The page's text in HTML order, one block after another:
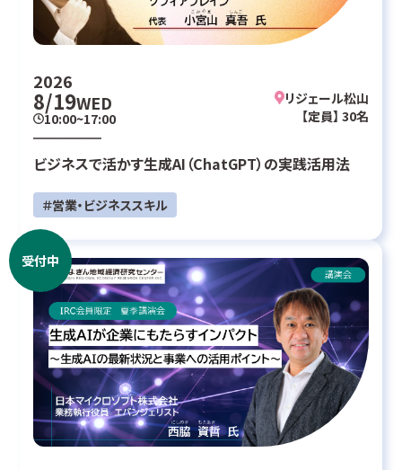
2026
8/19WED
10:00~17:00
リジェール松山
【定員】 30名
ビジネスで活かす生成AI（ChatGPT）の実践活用法
＃営業・ビジネススキル
受付中